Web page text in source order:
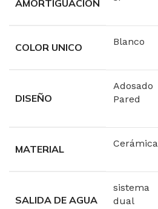
AMORTIGUACIÓN
COLOR UNICO Blanco
DISEÑO
Adosado
Pared
MATERIAL Cerámica
SALIDA DE AGUA
sistema
dual